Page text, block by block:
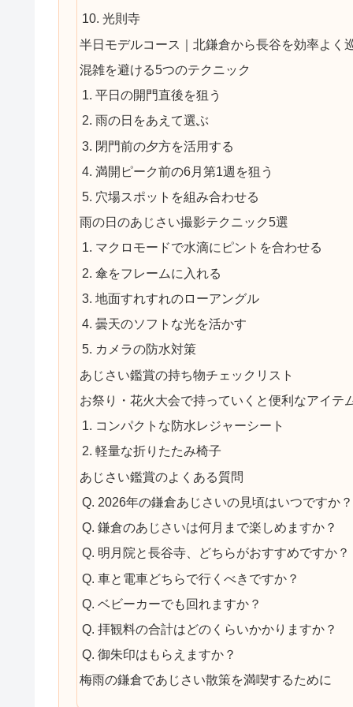
10. 光則寺
半日モデルコース｜北鎌倉から長谷を効率よく
混雑を避ける5つのテクニック
1. 平日の開門直後を狙う
2. 雨の日をあえて選ぶ
3. 閉門前の夕方を活用する
4. 満開ピーク前の6月第1週を狙う
5. 穴場スポットを組み合わせる
雨の日のあじさい撮影テクニック5選
1. マクロモードで水滴にピントを合わせる
2. 傘をフレームに入れる
3. 地面すれすれのローアングル
4. 曇天のソフトな光を活かす
5. カメラの防水対策
あじさい鑑賞の持ち物チェックリスト
お祭り・花火大会で持っていくと便利なアイテ
1. コンパクトな防水レジャーシート
2. 軽量な折りたたみ椅子
あじさい鑑賞のよくある質問
Q. 2026年の鎌倉あじさいの見頃はいつですか？
Q. 鎌倉のあじさいは何月まで楽しめますか？
Q. 明月院と長谷寺、どちらがおすすめですか？
Q. 車と電車どちらで行くべきですか？
Q. ベビーカーでも回れますか？
Q. 拝観料の合計はどのくらいかかりますか？
Q. 御朱印はもらえますか？
梅雨の鎌倉であじさい散策を満喫するために